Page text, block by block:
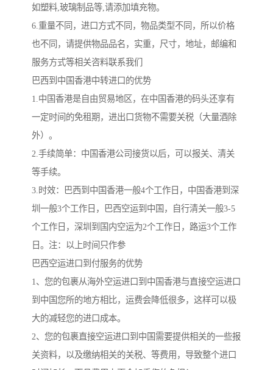
如塑料,玻璃制品等,请添加填充物。
6.重量不同，进口方式不同，物品类型不同，所以价格
也不同，请提供物品品名，实重，尺寸，地址，邮编和
服务方式等相关咨料联系我们
巴西到中国香港中转进口的优势
1.中国香港是自由贸易地区，在中国香港的码头还享有
一定时间的免租期，进出口货物不需要关税（大量酒除
外）。
2.手续简单：中国香港公司接货以后，可以报关、清关
等手续。
3.时效：巴西到中国香港一般4个工作日，中国香港到深
圳一般3个工作日，巴西空运到中国，自行清关一般3-5
个工作日，深圳到国内空运为2个工作日，路运3个工作
日。注：以上时间只作参
巴西空运进口到付服务的优势
1、您的包裹从海外空运进口到中国香港与直接空运进口
到中国您所的地方相比，运费会降低很多，这样可以极
大的减轻您的进口成本。
2、您的包裹直接空运进口到中国需要提供相关的一些报
关资料，以及缴纳相关的关税、等费用，导致整个进口